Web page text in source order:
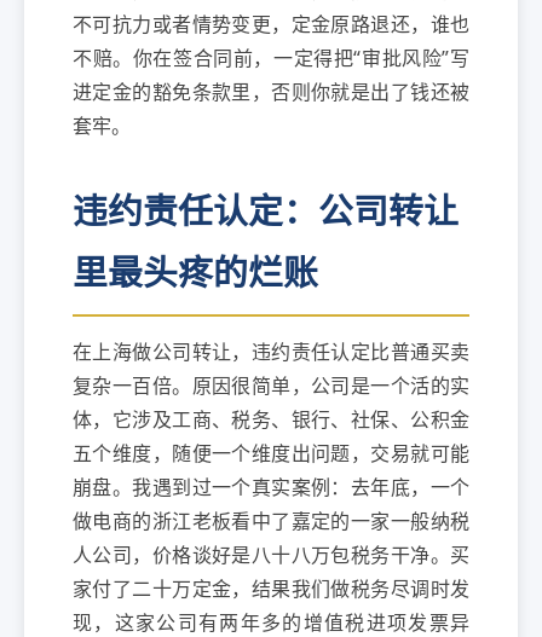
不可抗力或者情势变更，定金原路退还，谁也
不赔。你在签合同前，一定得把“审批风险”写
进定金的豁免条款里，否则你就是出了钱还被
套牢。
违约责任认定：公司转让
里最头疼的烂账
在上海做公司转让，违约责任认定比普通买卖
复杂一百倍。原因很简单，公司是一个活的实
体，它涉及工商、税务、银行、社保、公积金
五个维度，随便一个维度出问题，交易就可能
崩盘。我遇到过一个真实案例：去年底，一个
做电商的浙江老板看中了嘉定的一家一般纳税
人公司，价格谈好是八十八万包税务干净。买
家付了二十万定金，结果我们做税务尽调时发
现，这家公司有两年多的增值税进项发票异